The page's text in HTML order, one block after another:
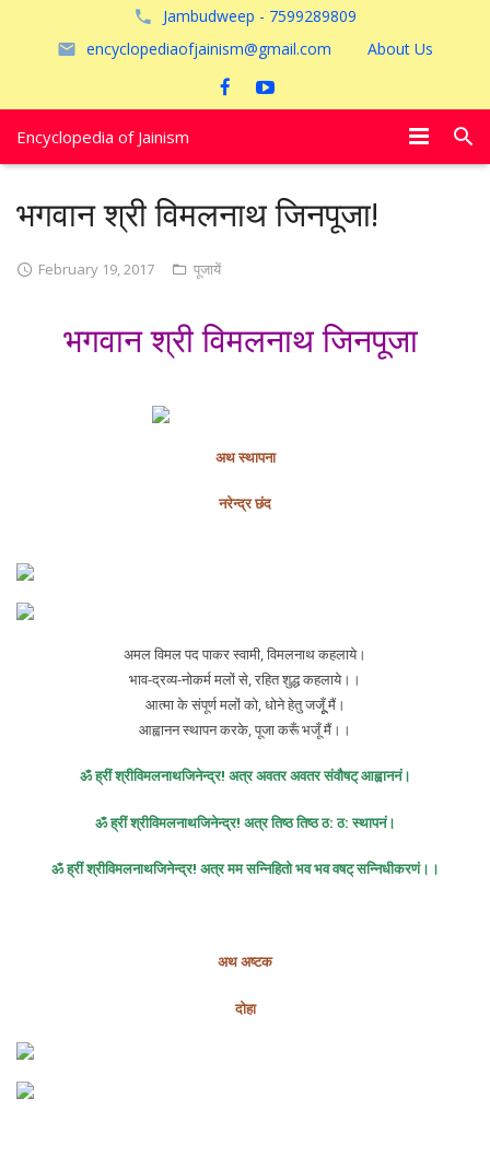
Jambudweep - 7599289809
encyclopediaofjainism@gmail.com
About Us
Encyclopedia of Jainism
भगवान श्री विमलनाथ जिनपूजा!
February 19, 2017 पूजायें
भगवान श्री विमलनाथ जिनपूजा
अथ स्थापना
नरेन्द्र छंद
अमल विमल पद पाकर स्वामी, विमलनाथ कहलाये।
भाव-द्रव्य-नोकर्म मलों से, रहित शुद्ध कहलाये।।
आत्मा के संपूर्ण मलों को, धोने हेतु जजूूँ मैं।
आह्वानन स्थापन करके, पूजा करूँ भजूँ मैं।।
ॐ ह्रीं श्रीविमलनाथजिनेन्द्र! अत्र अवतर अवतर संवौषट् आह्वाननं।
ॐ ह्रीं श्रीविमलनाथजिनेन्द्र! अत्र तिष्ठ तिष्ठ ठ: ठ: स्थापनं।
ॐ ह्रीं श्रीविमलनाथजिनेन्द्र! अत्र मम सन्निहितो भव भव वषट् सन्निधीकरणं।।
अथ अष्टक
दोहा